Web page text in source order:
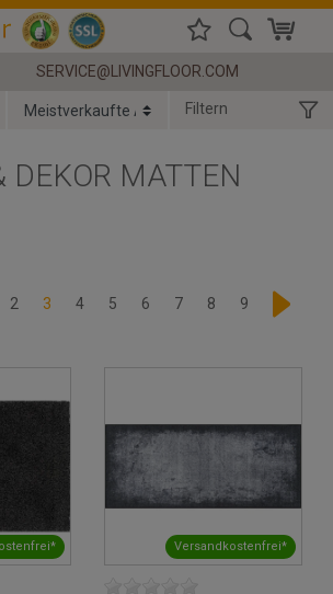
SERVICE@LIVINGFLOOR.COM
Filtern
DEKOR MATTEN
2 3 4 5 6 7 8 9
Versandkostenfrei*